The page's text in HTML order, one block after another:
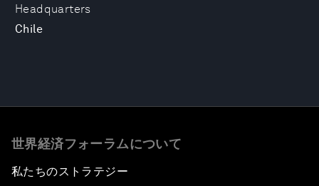
Headquarters
Chile
世界経済フォーラムについて
私たちのストラテジー